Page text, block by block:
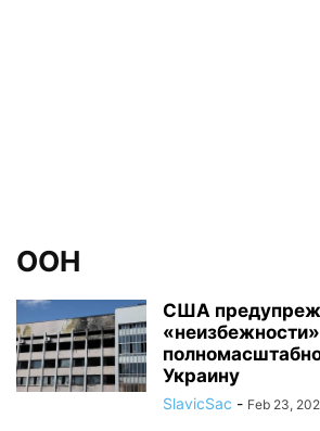
ООН
США
«неизбежности»
Украину
SlavicSac - Feb 23,